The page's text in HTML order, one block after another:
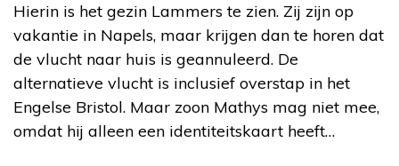
Hierin is het gezin Lammers te zien. Zij zijn op
vakantie in Napels, maar krijgen dan te horen dat
de vlucht naar huis is geannuleerd. De
alternatieve vlucht is inclusief overstap in het
Engelse Bristol. Maar zoon Mathys mag niet mee,
omdat hij alleen een identiteitskaart heeft…